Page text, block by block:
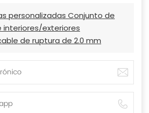
personalizadas Conjunto de
interiores/exteriores
de ruptura de 2.0 mm